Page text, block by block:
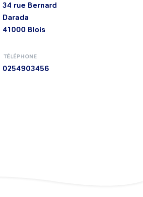
34 rue Bernard
Darada
41000 Blois
TÉLÉPHONE
0254903456